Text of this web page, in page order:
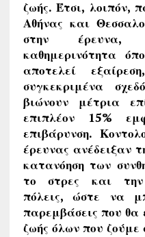
ζωής. Έτσι, λοιπόν,
Αθήνας και
στην έρευνα,
καθημερινότητα
αποτελεί
συγκεκριμένα
βιώνουν μέτρια
επιπλέον 15%
επιβάρυνση.
έρευνας ανέδειξαν
κατανόηση των
το στρες και την
πόλεις, ώστε να
παρεμβάσεις που θα
ζωής όλων που ζούμε